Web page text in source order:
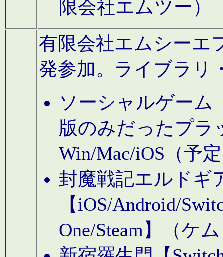
限会社エムツー）
有限会社エムシーエ
発参加。ライブラリ
ソーシャルゲーム
版のみだったプラ
Win/Mac/iOS（予
封魔戦記エルドギ
【iOS/Android/
One/Steam】（ケ